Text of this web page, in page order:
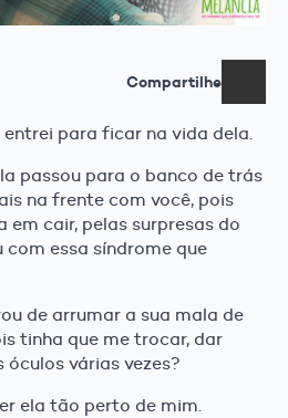
Compartilhe
entrei para ficar na vida dela.
passou para o banco de trás
na frente com você, pois
em cair, pelas surpresas do
com essa síndrome que
de arrumar a sua mala de
tinha que me trocar, dar
óculos várias vezes?
ela tão perto de mim.